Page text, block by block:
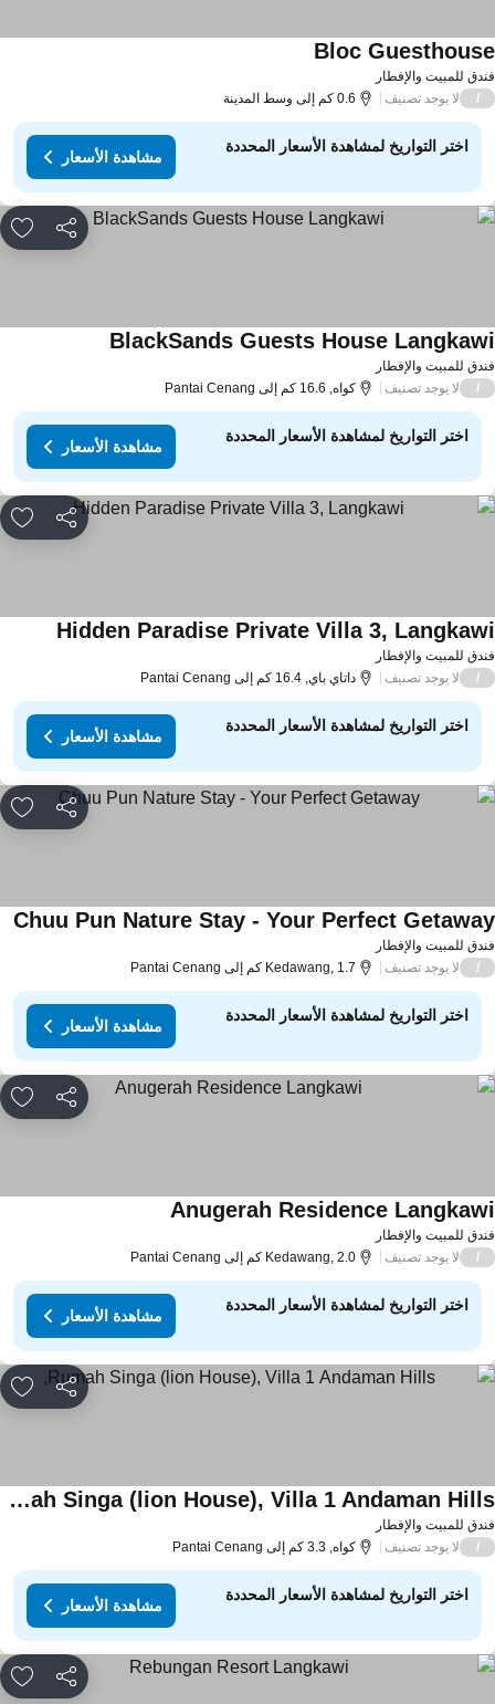
للمبيت والإفطار
Bloc
لا يوجد تصنيف 0.6 كم إلى وسط المدينة
اختر التواريخ لمشاهدة الأسعار المحددة
مشاهدة الأسعار
مشاركة
للمبيت والإفطار
BlackSands Guests House
لا يوجد تصنيف كواه, 16.6 كم إلى Pantai Cenang
اختر التواريخ لمشاهدة الأسعار المحددة
مشاهدة الأسعار
مشاركة
للمبيت والإفطار
Hidden Paradise Private Villa 3,
لا يوجد تصنيف داتاي باي, 16.4 كم إلى Pantai Cenang
اختر التواريخ لمشاهدة الأسعار المحددة
مشاهدة الأسعار
مشاركة
للمبيت والإفطار
Chuu Pun Nature Stay - Your Perfect
لا يوجد تصنيف Kedawang, 1.7 كم إلى Pantai Cenang
اختر التواريخ لمشاهدة الأسعار المحددة
مشاهدة الأسعار
مشاركة
للمبيت والإفطار
Anugerah Residence
لا يوجد تصنيف Kedawang, 2.0 كم إلى Pantai Cenang
اختر التواريخ لمشاهدة الأسعار المحددة
مشاهدة الأسعار
مشاركة
للمبيت والإفطار
Rumah Singa (lion House), Villa 1 Andaman Hills,
لا يوجد تصنيف كواه, 3.3 كم إلى Pantai Cenang
اختر التواريخ لمشاهدة الأسعار المحددة
مشاهدة الأسعار
مشاركة